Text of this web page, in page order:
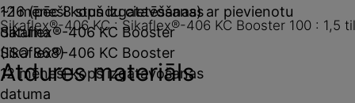
12 mēneši kopš izgatavošanas
datuma
Sikaflex®-406 KC Booster
12 mēneši kopš izgatavošanas
datuma
~16 (pēc 8 stundu cietēšanas) ar pievienotu
Sikaflex®-406 KC Booster
(ISO 868)
Sikaflex®-406 KC : Sikaflex®-406 KC Booster 100 : 1,5
Atdures materiāls